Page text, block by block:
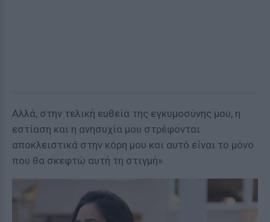
Αλλά, στην τελική ευθεία της εγκυμοσύνης μου, η
εστίαση και η ανησυχία μου στρέφονται
αποκλειστικά στην κόρη μου και αυτό είναι το μόνο
που θα σκεφτώ αυτή τη στιγμή».